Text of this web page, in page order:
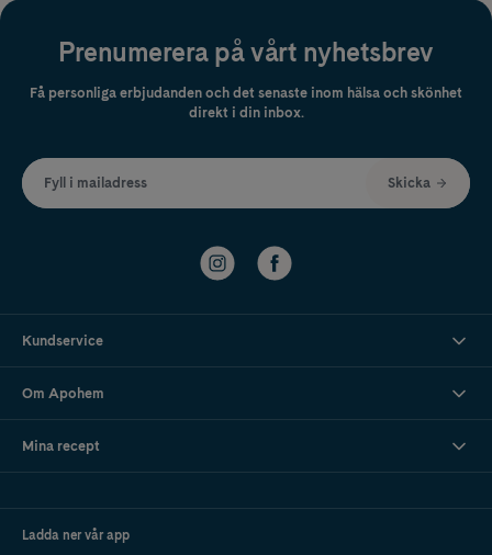
Prenumerera på vårt nyhetsbrev
Få personliga erbjudanden och det senaste inom hälsa och skönhet
direkt i din inbox.
Fyll i mailadress Skicka
Kundservice
Om Apohem
Mina recept
Ladda ner vår app